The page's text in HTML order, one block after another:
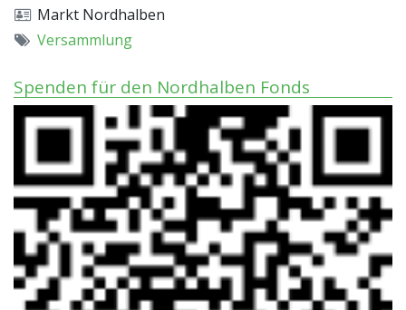
Markt Nordhalben
Versammlung
Spenden für den Nordhalben Fonds